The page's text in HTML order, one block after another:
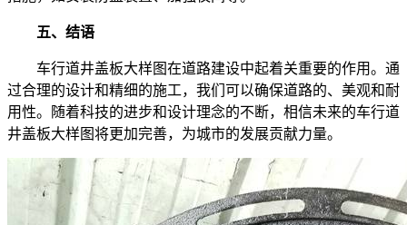
五、结语
车行道井盖板大样图在道路建设中起着关重要的作用。通
过合理的设计和精细的施工，我们可以确保道路的、美观和耐
用性。随着科技的进步和设计理念的不断，相信未来的车行道
井盖板大样图将更加完善，为城市的发展贡献力量。